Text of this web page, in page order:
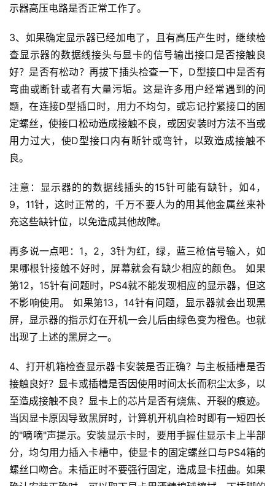
示器高压电路是否正常工作了。
3、如果确定显示器已经加电了，且有高压产生时，继续检
查显示器的数据线接头与显卡的信号输出接口是否接触良
好？是否有松动？再拔下插头检查一下，D型接口中是否有
弯曲或断针或者有大量污垢。这是许多用户经常遇到的问
题，在连接D型插口时，用力不均匀，或忘记拧紧接口的固
定螺丝，使接口松动造成接触不良，或因安装时方法不当或
用力过大，使D型接口内有断针或弯针，以致造成接触不
良。
注意：显示器的的数据线插头的15针可能有缺针，如4，
9，11针，这时正常的，千万不要人为的用其他金属丝来补
充这些缺针位，以免造成其他故障。
再多说一点吧：1，2，3针为红，绿，蓝三枪信号输入，如
果哪根针接触不好时，屏幕就会有缺少相应的颜色。 如果
第12，15针有问题时，PS4就不能发现相应的显示器，但这
不影响使用。 如果第13，14针有问题，显示器就会出现黑
屏，显示器的指示灯在开机一会儿后由绿色变为橙色。也就
出现了上述的黑屏之一。
4、打开机箱检查显示器卡安装是否正确？与主板插槽是否
接触良好？显卡或插槽是否因使用时间太长而积尘太多，以
至造成接触不良？显卡上的芯片是否有烧焦、开裂的痕迹。
当因显卡原因导致黑屏时，计算机开机自检时即有一短四长
的"嘀嘀"声提示。安装显示卡时，要用手握住显示卡上半部
分，均匀用力插入卡槽中，使显卡的固定螺丝口与PS4箱的
螺丝口吻合。未插正时不要强行固定，造成显卡扭曲。如果